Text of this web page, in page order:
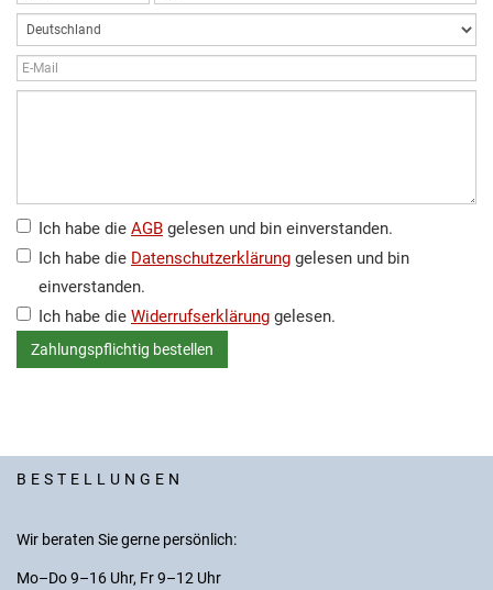
Ich habe die AGB gelesen und bin einverstanden.
Ich habe die Datenschutzerklärung gelesen und bin
einverstanden.
Ich habe die Widerrufserklärung gelesen.
BESTELLUNGEN
Wir beraten Sie gerne persönlich:
Mo–Do 9–16 Uhr, Fr 9–12 Uhr